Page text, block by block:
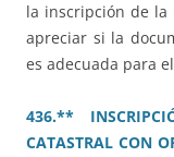
la inscripción de la
apreciar si la
es adecuada para
436.**
CATASTRAL CON